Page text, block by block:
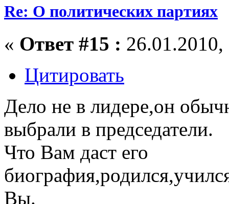
Re: О политических партиях
« Ответ #15 :
Цитировать
Дело не в лидере,он
выбрали в председатели.
Что Вам даст его
Вы.